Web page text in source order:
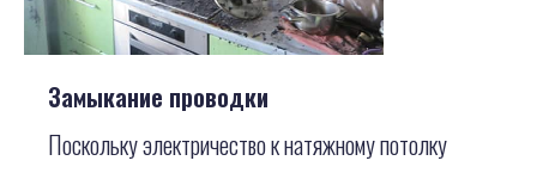
Замыкание проводки
Поскольку электричество к натяжному потолку